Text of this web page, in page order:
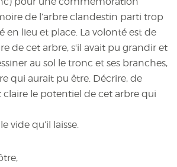
de l’arbre clandestin parti trop
en lieu et place. La volonté est de
de cet arbre, s'il avait pu grandir et
au sol le tronc et ses branches,
qui aurait pu être. Décrire, de
le potentiel de cet arbre qui
vide qu’il laisse.